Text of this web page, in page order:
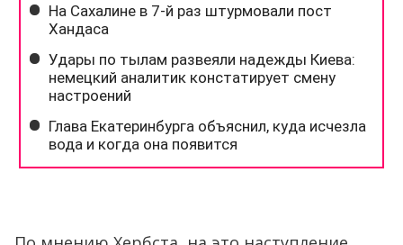
По мнению Хербста, на это наступление
могут быть призваны даже старики, потому